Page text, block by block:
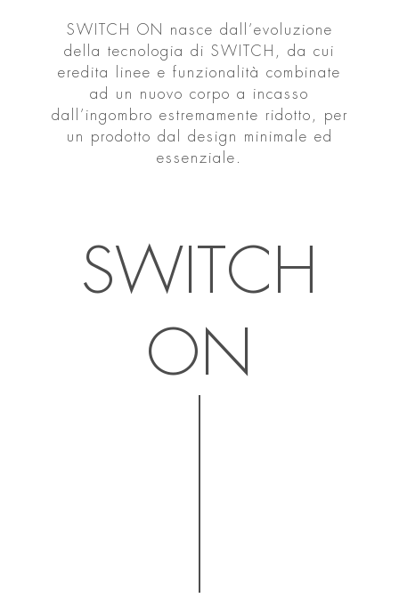
SWITCH ON nasce dall’evoluzione
della tecnologia di SWITCH, da cui
eredita linee e funzionalità combinate
ad un nuovo corpo a incasso
dall’ingombro estremamente ridotto, per
un prodotto dal design minimale ed
essenziale.
SWITCH
ON